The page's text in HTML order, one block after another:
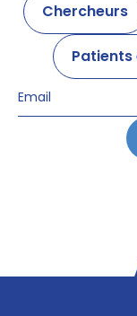
Chercheurs